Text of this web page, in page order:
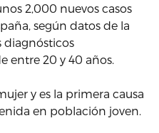
2,000 nuevos casos
según datos de la
diagnósticos
entre 20 y 40 años.
y es la primera causa
en población joven.